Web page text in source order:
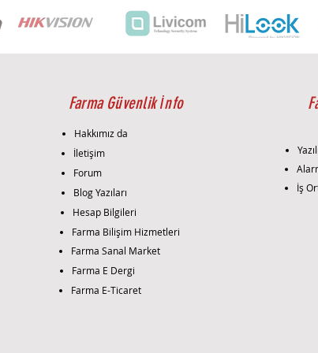
Kablo
Fiber
Farma Güvenlik İnfo
Hakkımız da
İletişim
Forum
Blog Yazıları
Hesap Bilgileri
Farma Bilişim Hizmetleri
Farma Sanal Market
Farma E Dergi
Farma E-Ticaret
İş